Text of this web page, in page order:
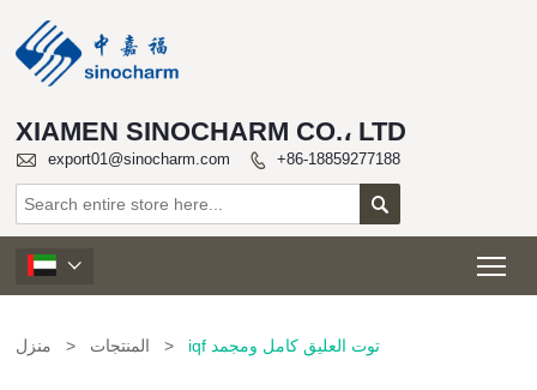
XIAMEN SINOCHARM CO.، LTD
 export01@sinocharm.com  +86-18859277188


منزل > المنتجات > iqf توت العليق كامل ومجمد